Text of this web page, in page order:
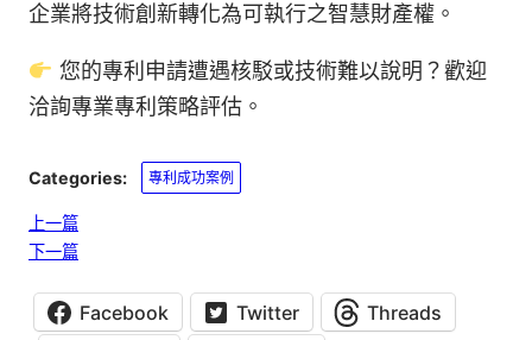
企業將技術創新轉化為可執行之智慧財產權。
您的專利申請遭遇核駁或技術難以說明？歡迎
洽詢專業專利策略評估。
Categories: 專利成功案例
上一篇
下一篇
Facebook Twitter
Threads